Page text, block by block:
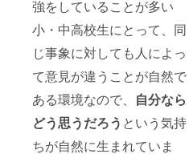
強をしていることが多い
小・中高校生にとって、同
じ事象に対しても人によっ
て意見が違うことが自然で
ある環境なので、 自分なら
どう思うだろう という気持
ちが自然に生まれていま